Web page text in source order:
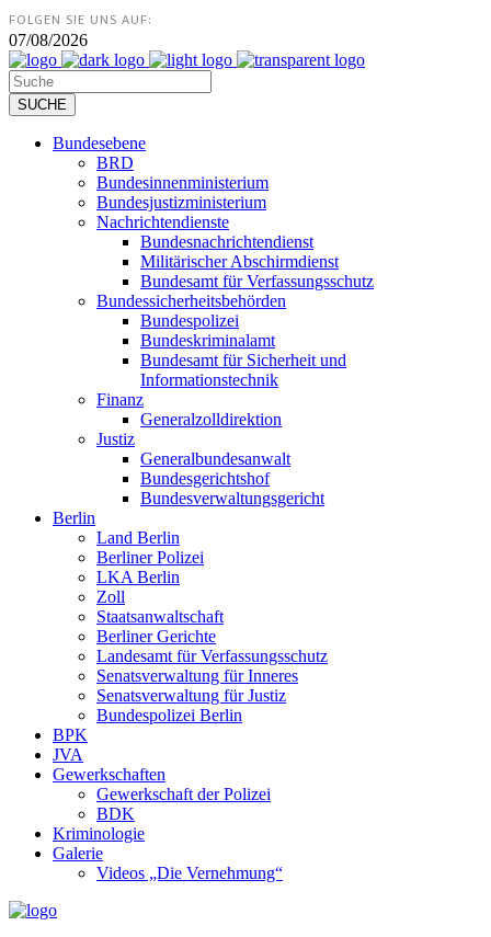
FOLGEN SIE UNS AUF:
07/08/2026
Bundesebene
BRD
Bundesinnenministerium
Bundesjustizministerium
Nachrichtendienste
Bundesnachrichtendienst
Militärischer Abschirmdienst
Bundesamt für Verfassungsschutz
Bundessicherheitsbehörden
Bundespolizei
Bundeskriminalamt
Bundesamt für Sicherheit und
Informationstechnik
Finanz
Generalzolldirektion
Justiz
Generalbundesanwalt
Bundesgerichtshof
Bundesverwaltungsgericht
Berlin
Land Berlin
Berliner Polizei
LKA Berlin
Zoll
Staatsanwaltschaft
Berliner Gerichte
Landesamt für Verfassungsschutz
Senatsverwaltung für Inneres
Senatsverwaltung für Justiz
Bundespolizei Berlin
BPK
JVA
Gewerkschaften
Gewerkschaft der Polizei
BDK
Kriminologie
Galerie
Videos „Die Vernehmung“